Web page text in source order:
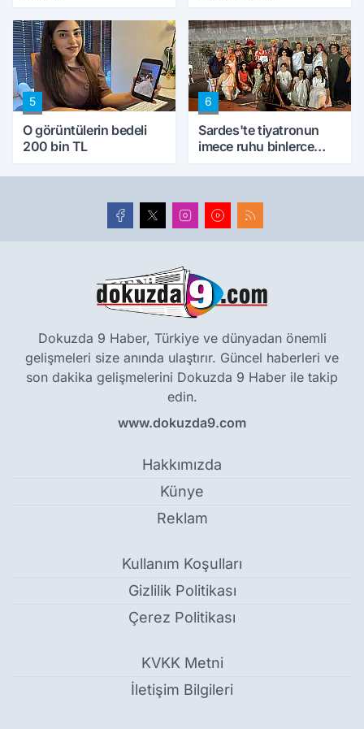
5
O görüntülerin bedeli
200 bin TL
6
Sardes'te tiyatronun
imece ruhu binlerce
Dokuzda 9 Haber, Türkiye ve dünyadan önemli
gelişmeleri size anında ulaştırır. Güncel haberleri ve
son dakika gelişmelerini Dokuzda 9 Haber ile takip
edin.
www.dokuzda9.com
Hakkımızda
Künye
Reklam
Kullanım Koşulları
Gizlilik Politikası
Çerez Politikası
KVKK Metni
İletişim Bilgileri